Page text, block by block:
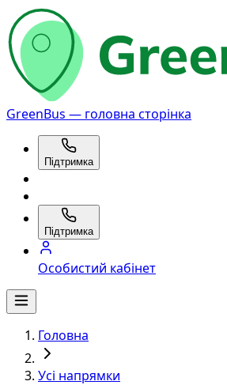
GreenBus — головна сторінка
Підтримка
Підтримка
Особистий кабінет
Головна
Усі напрямки